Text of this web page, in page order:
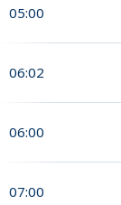
05:00
06:02
06:00
07:00